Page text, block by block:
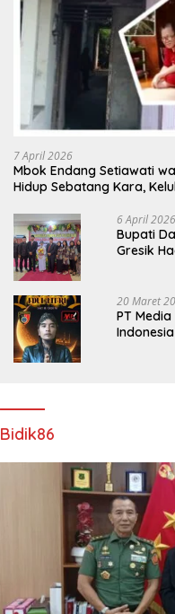
7 April 2026
Mbok Endang Setiawati
Hidup Sebatang Kara,
gresik
6 April 2026
​Bupati
Gresik
20 Maret
PT
Bidik86